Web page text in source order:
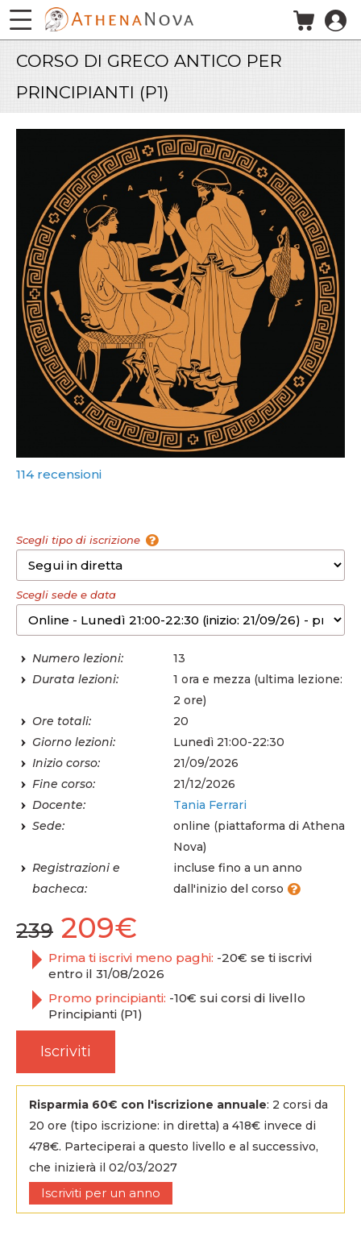
Salta al contenuto principale
CORSO DI GRECO ANTICO PER
PRINCIPIANTI (P1)
114 recensioni
Scegli tipo di iscrizione
Scegli sede e data
Numero lezioni:
13
Durata lezioni:
1 ora e mezza (ultima lezione:
2 ore)
Ore totali:
20
Giorno lezioni:
Lunedì 21:00-22:30
Inizio corso:
21/09/2026
Fine corso:
21/12/2026
Docente:
Tania Ferrari
Sede:
online (piattaforma di Athena
Nova)
Registrazioni e
bacheca:
incluse fino a un anno
dall'inizio del corso
239 209€
Prima ti iscrivi meno paghi: -20€ se ti iscrivi
entro il 31/08/2026
Promo principianti: -10€ sui corsi di livello
Principianti (P1)
Risparmia 60€ con l'iscrizione annuale: 2 corsi da
20 ore (tipo iscrizione: in diretta) a 418€ invece di
478€. Parteciperai a questo livello e al successivo,
che inizierà il 02/03/2027